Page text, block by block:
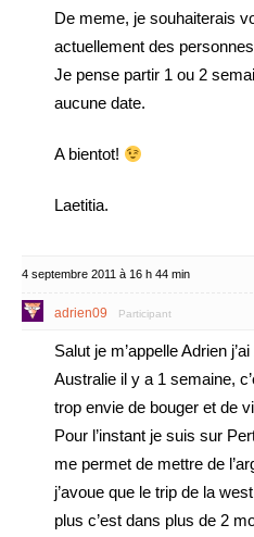
De meme, je souhaiterais
actuellement des
Je pense partir 1 ou 2
aucune date.
A bientot!
Laetitia.
4 septembre 2011 à 16 h 44 min
adrien09 Participant
Salut je m’appelle Adrien
Australie il y a 1 semaine,
trop envie de bouger et de
Pour l’instant je suis sur
me permet de mettre de
j’avoue que le trip de la
plus c’est dans plus de 2